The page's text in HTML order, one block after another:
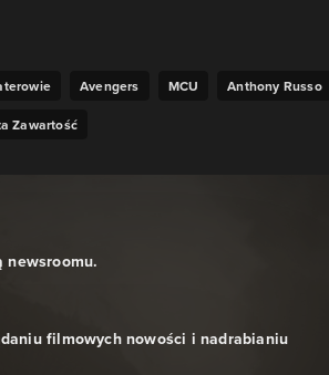
Avengers MCU
Anthony Russo
Zawartość
newsroomu.
filmowych nowości i nadrabianiu